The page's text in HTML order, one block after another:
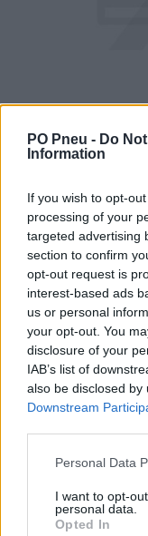
PO Pneu - Do
Information
If you wish to opt-
processing of your
targeted advertising
section to confirm
opt-out request is
interest-based ads
us or personal
your opt-out. You
disclosure of your
IAB’s list of
also be disclosed
Downstream
Personal Data
I want to opt-
personal data.
Opted In
67,11 € 108,24
Tovar je skladom u
-
Séria/Značka:
Kód:
Druh pneumatiky: